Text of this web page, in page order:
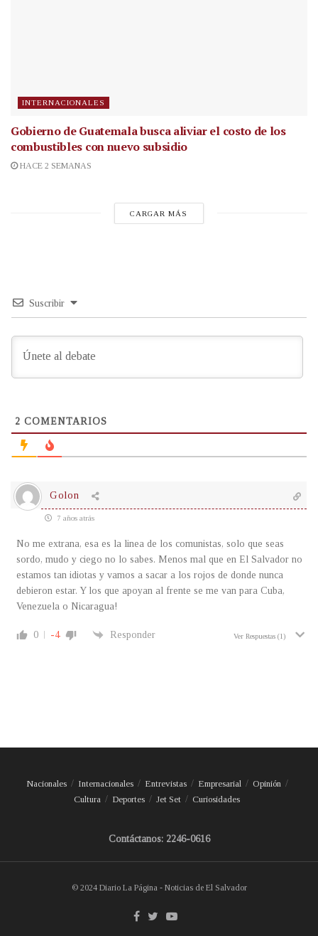
INTERNACIONALES
Gobierno de Guatemala busca aliviar el costo de los
combustibles con nuevo subsidio
HACE 2 SEMANAS
CARGAR MÁS
Suscribir
2 COMENTARIOS
Golon
7 años atrás
No me extrana, esa es la linea de los comunistas, solo que seas
sordo, mudo y ciego no lo sabes. Menos mal que en El Salvador no
estamos tan idiotas y vamos a sacar a los rojos de donde nunca
debieron estar. Y los que apoyan al frente se me van para Cuba,
Venezuela o Nicaragua!
0 -4 Responder Ver Respuestas (1)
Nacionales Internacionales Entrevistas Empresarial
Opinión
Cultura
Deportes Jet Set Curiosidades
Contáctanos: 2246-0616
© 2024 Diario La Página - Noticias de El Salvador